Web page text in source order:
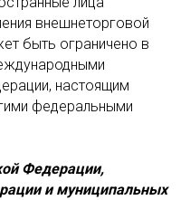
внешнеторговой
быть ограничено в
настоящим
федеральными
Федерации,
и муниципальных